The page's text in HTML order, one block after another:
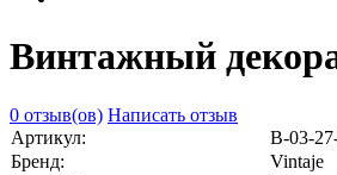
Винтажный
0 отзыв(ов) Написать отзыв
Артикул:
В-03-
Бренд:
Vintaje